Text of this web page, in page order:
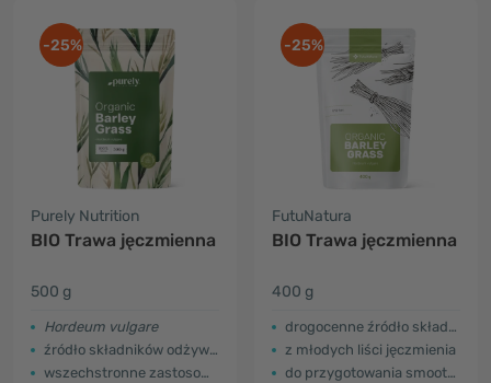
-25%
Purely Nutrition
BIO Trawa jęczmienna
500 g
Hordeum vulgare
źródło składników odżywczych
wszechstronne zastosowanie
-25%
FutuNatura
BIO Trawa jęczmienna
400 g
drogocenne źródło składników odżywczych
z młodych liści jęczmienia
do przygotowania smoothie